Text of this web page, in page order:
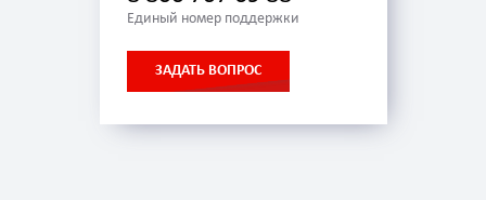
Единый номер поддержки
ЗАДАТЬ ВОПРОС